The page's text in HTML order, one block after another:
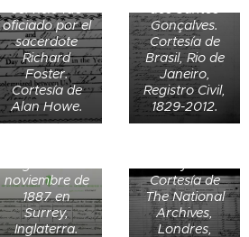
oficiado por el
sacerdote
Richard
Foster.
Cortesía de
Alan Howe.
Gonçalves.
Cortesía de
Brasil, Rio de
Janeiro,
Registro Civil,
1829-2012.
Certificado de
matrimonio de
noviembre de
1887 en
Surrey,
Inglaterra.
Rebecca
Jackson de 47
años en
Nottinghamshire,
Inglaterra.
Cortesía de
The National
Archives,
Londres,
James Danser
(22) el 5 de
julio de 1857
en
Rush
Washington
Dorsey de 38